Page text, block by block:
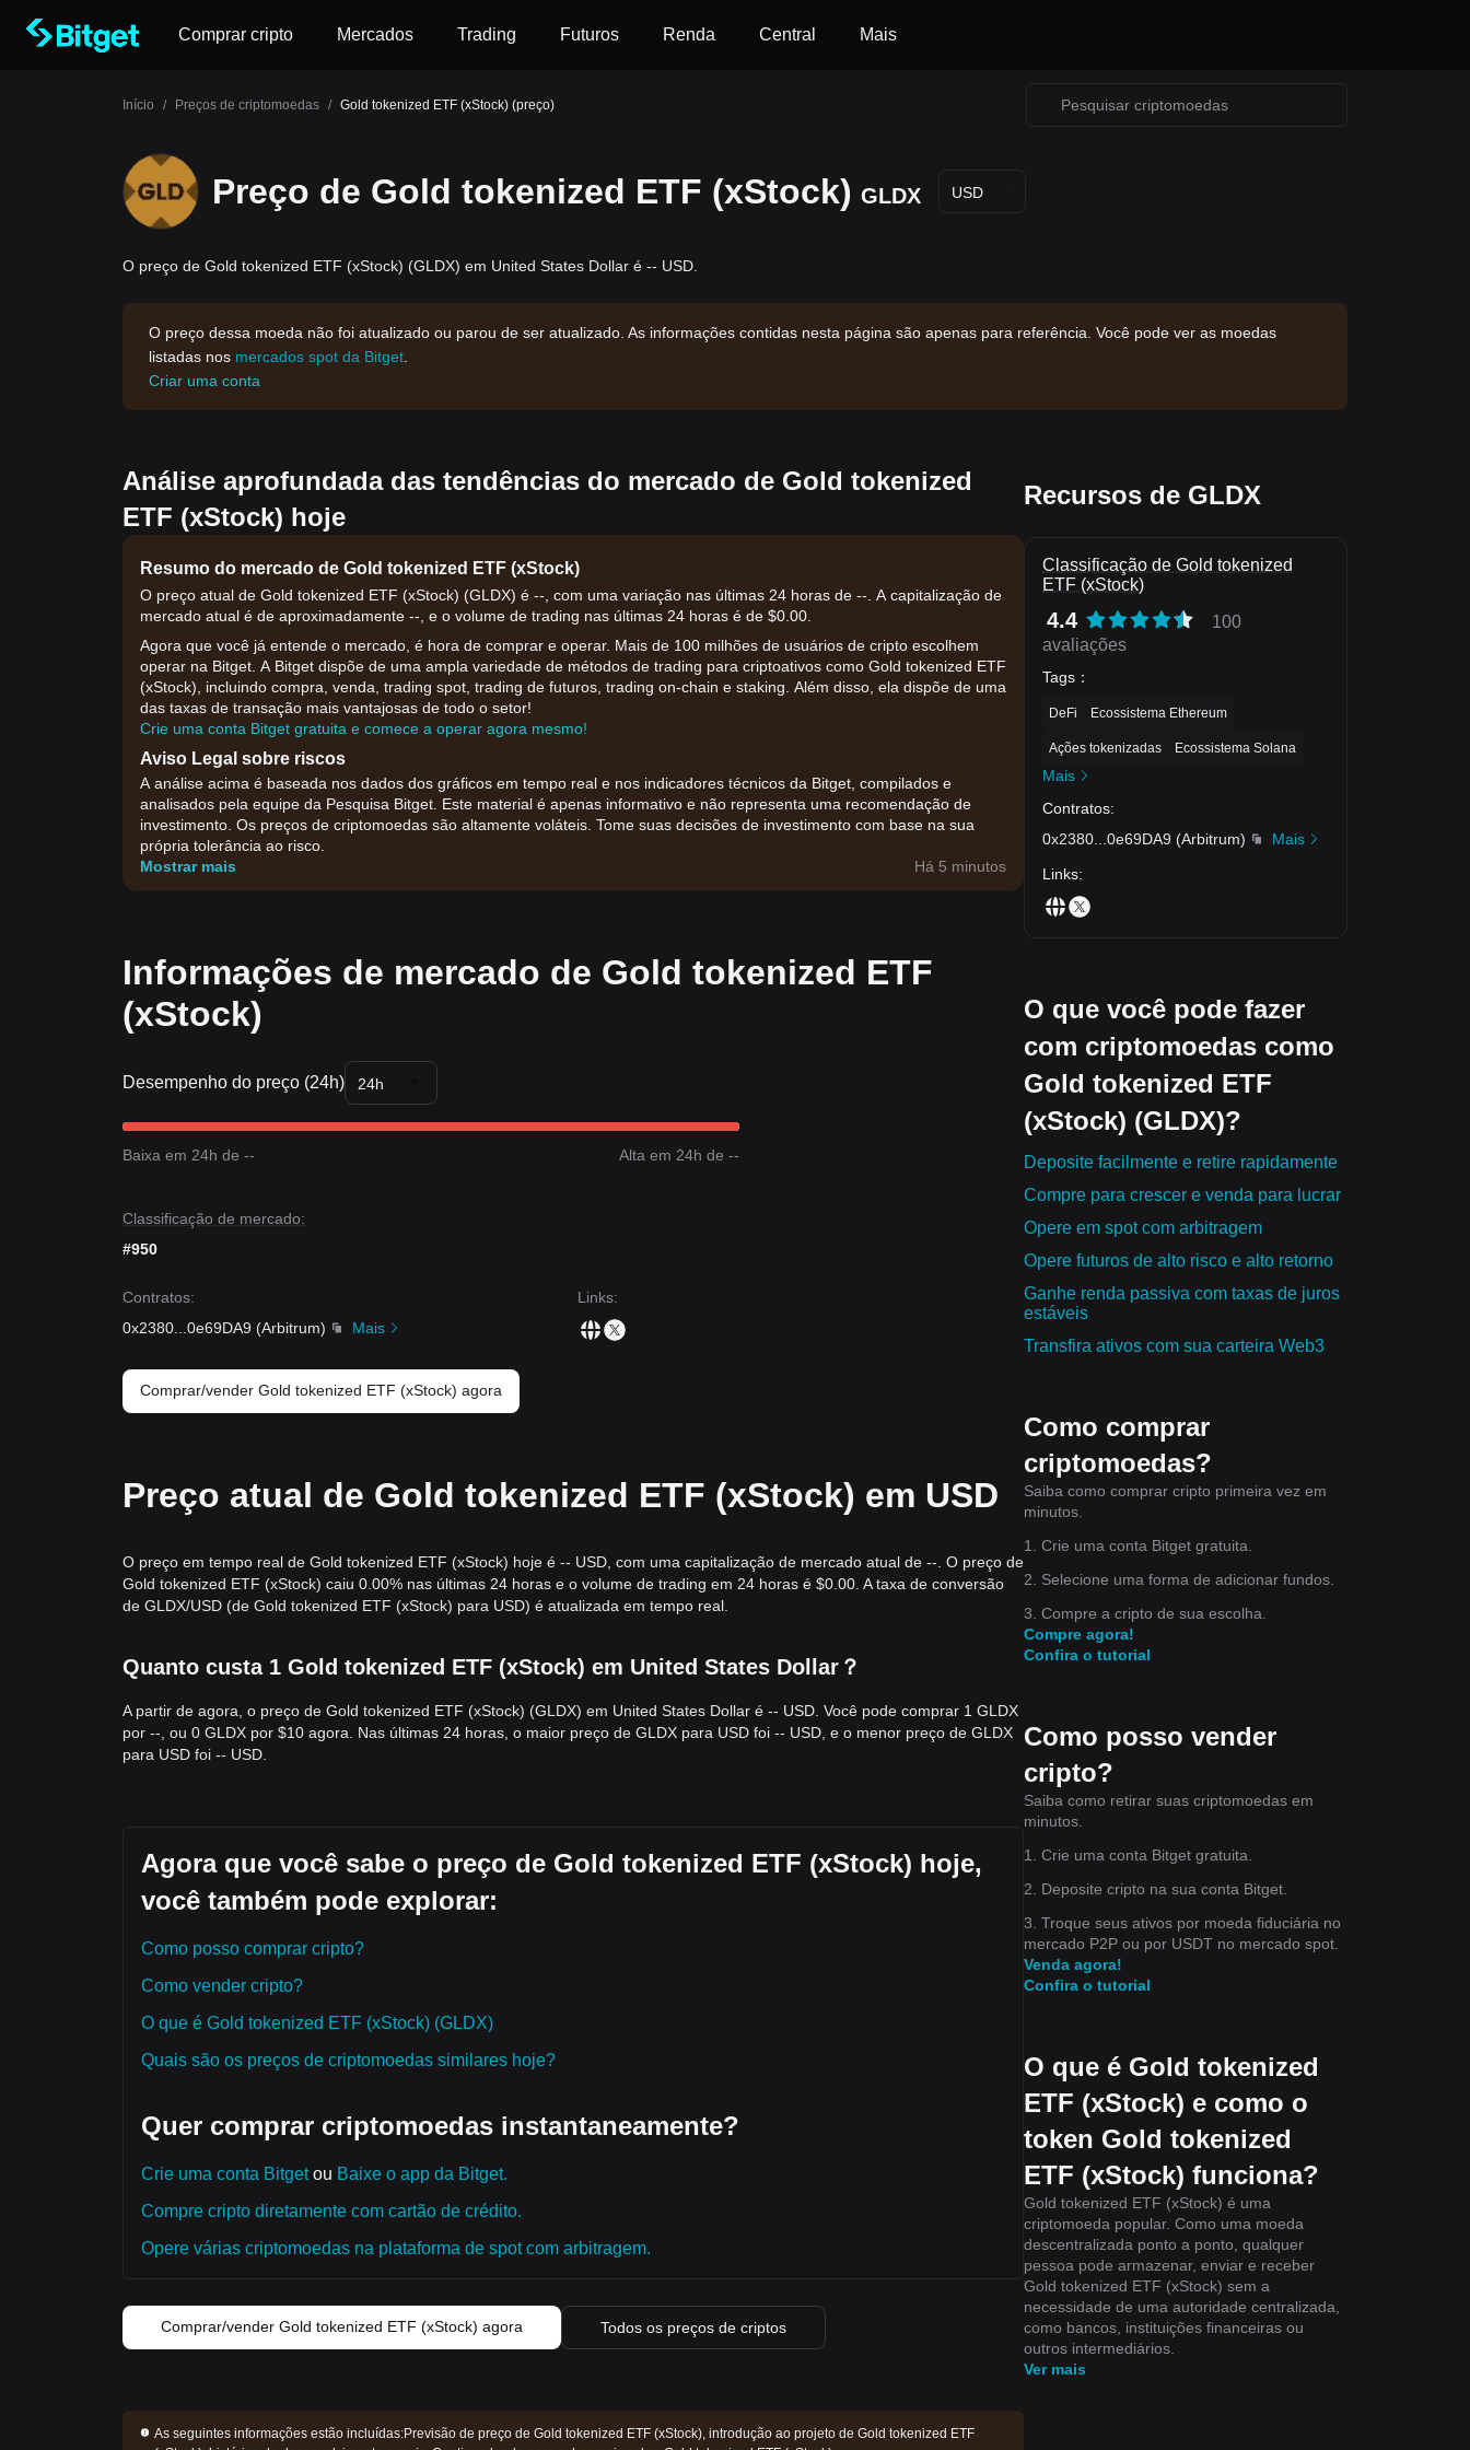
Comprar cripto Mercados Trading Futuros Renda Central Mais
Início / Preços de criptomoedas / Gold tokenized ETF (xStock) (preço)
Preço de Gold tokenized ETF (xStock) GLDX USD
O preço de Gold tokenized ETF (xStock) (GLDX) em United States Dollar é -- USD.
O preço dessa moeda não foi atualizado ou parou de ser atualizado. As informações contidas nesta página são apenas para referência. Você pode ver as moedas
listadas nos mercados spot da Bitget
Criar uma conta
Análise aprofundada das tendências do mercado de Gold tokenized
ETF (xStock) hoje
Resumo do mercado de Gold tokenized ETF (xStock)
O preço atual de Gold tokenized ETF (xStock) (GLDX) é --, com uma variação nas últimas 24 horas de --. A capitalização de
mercado atual é de aproximadamente --, e o volume de trading nas últimas 24 horas é de $0.00.
Agora que você já entende o mercado, é hora de comprar e operar. Mais de 100 milhões de usuários de cripto escolhem
operar na Bitget. A Bitget dispõe de uma ampla variedade de métodos de trading para criptoativos como Gold tokenized ETF
(xStock), incluindo compra, venda, trading spot, trading de futuros, trading on-chain e staking. Além disso, ela dispõe de uma
das taxas de transação mais vantajosas de todo o setor!
Crie uma conta Bitget gratuita e comece a operar agora mesmo!
Aviso Legal sobre riscos
A análise acima é baseada nos dados dos gráficos em tempo real e nos indicadores técnicos da Bitget, compilados e
analisados pela equipe da Pesquisa Bitget. Este material é apenas informativo e não representa uma recomendação de
investimento. Os preços de criptomoedas são altamente voláteis. Tome suas decisões de investimento com base na sua
própria tolerância ao risco.
Mostrar mais
Há 5 minutos
Informações de mercado de Gold tokenized ETF
(xStock)
Desempenho do preço (24h) 24h
Baixa em 24h de -- Alta em 24h de --
Classificação de mercado:
#950
Contratos:
0x2380
0e69DA9 (Arbitrum) Mais
Links:
Comprar/vender Gold tokenized ETF (xStock) agora
Preço atual de Gold tokenized ETF (xStock) em USD
O preço em tempo real de Gold tokenized ETF (xStock) hoje é -- USD, com uma capitalização de mercado atual de --. O preço de
Gold tokenized ETF (xStock) caiu 0.00% nas últimas 24 horas e o volume de trading em 24 horas é $0.00. A taxa de conversão
de GLDX/USD (de Gold tokenized ETF (xStock) para USD) é atualizada em tempo real.
Quanto custa 1 Gold tokenized ETF (xStock) em United States Dollar？
A partir de agora, o preço de Gold tokenized ETF (xStock) (GLDX) em United States Dollar é -- USD. Você pode comprar 1 GLDX
por --, ou 0 GLDX por $10 agora. Nas últimas 24 horas, o maior preço de GLDX para USD foi -- USD, e o menor preço de GLDX
para USD foi -- USD.
Agora que você sabe o preço de Gold tokenized ETF (xStock) hoje,
você também pode explorar:
Como posso comprar cripto?
Como vender cripto?
O que é Gold tokenized ETF (xStock) (GLDX)
Quais são os preços de criptomoedas similares hoje?
Quer comprar criptomoedas instantaneamente?
Crie uma conta Bitgetou Baixe o app da Bitget.
Compre cripto diretamente com cartão de crédito.
Opere várias criptomoedas na plataforma de spot com arbitragem.
Comprar/vender Gold tokenized ETF (xStock) agora Todos os preços de criptos
As seguintes informações estão incluídas:Previsão de preço de Gold tokenized ETF (xStock), introdução ao projeto de Gold tokenized ETF
Recursos de GLDX
Classificação de Gold tokenized
ETF (xStock)
4.4
100
avaliações
Tags ：
DeFi Ecossistema Ethereum
Ações tokenizadas Ecossistema Solana
Mais
Contratos:
0x2380
0e69DA9 (Arbitrum)
Mais
Links:
O que você pode fazer
com criptomoedas como
Gold tokenized ETF
(xStock) (GLDX)?
Deposite facilmente e retire rapidamente
Compre para crescer e venda para lucrar
Opere em spot com arbitragem
Opere futuros de alto risco e alto retorno
Ganhe renda passiva com taxas de juros
estáveis
Transfira ativos com sua carteira Web3
Como comprar
criptomoedas?
Saiba como comprar cripto primeira vez em
minutos.
1. Crie uma conta Bitget gratuita.
2. Selecione uma forma de adicionar fundos.
3. Compre a cripto de sua escolha.
Compre agora!
Confira o tutorial
Como posso vender
cripto?
Saiba como retirar suas criptomoedas em
minutos.
1. Crie uma conta Bitget gratuita.
2. Deposite cripto na sua conta Bitget.
3. Troque seus ativos por moeda fiduciária no
mercado P2P ou por USDT no mercado spot.
Venda agora!
Confira o tutorial
O que é Gold tokenized
ETF (xStock) e como o
token Gold tokenized
ETF (xStock) funciona?
Gold tokenized ETF (xStock) é uma
criptomoeda popular. Como uma moeda
descentralizada ponto a ponto, qualquer
pessoa pode armazenar, enviar e receber
Gold tokenized ETF (xStock) sem a
necessidade de uma autoridade centralizada,
como bancos, instituições financeiras ou
outros intermediários.
Ver mais